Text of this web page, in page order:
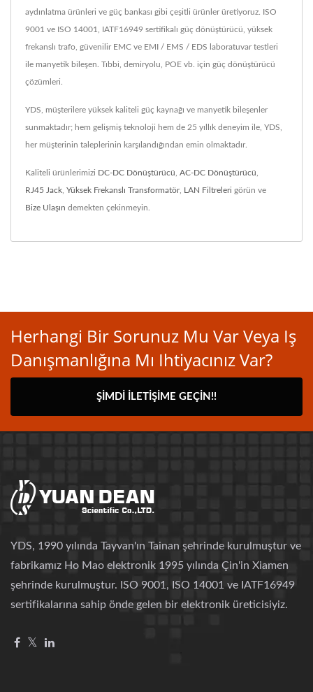
aydınlatma ürünleri ve güç bankası gibi çeşitli ürünler üretiyoruz. ISO
9001 ve ISO 14001, IATF16949 sertifikalı güç dönüştürücü, yüksek
frekanslı trafo, güvenilir EMC ve EMI / EMS / EDS laboratuvar testleri
ile manyetik bileşen. Tıbbi, demiryolu, POE vb. için güç dönüştürücü
çözümleri.
YDS, müşterilere yüksek kaliteli güç kaynağı ve manyetik bileşenler
sunmaktadır; hem gelişmiş teknoloji hem de 25 yıllık deneyim ile, YDS,
her müşterinin taleplerinin karşılandığından emin olmaktadır.
Kaliteli ürünlerimizi DC-DC Dönüştürücü AC-DC Dönüştürücü
RJ45 Jack Yüksek Frekanslı Transformatör, LAN Filtreleri görün ve
Bize Ulaşın demekten çekinmeyin.
Herhangi Bir Sorunuz Mu Var Veya Iş
Danışmanlığına Mı Ihtiyacınız Var?
ŞIMDI İLETIŞIME GEÇIN!!
YDS, 1990 yılında Tayvan'ın Tainan şehrinde kurulmuştur ve
fabrikamız Ho Mao elektronik 1995 yılında Çin'in Xiamen
şehrinde kurulmuştur. ISO 9001, ISO 14001 ve IATF16949
sertifikalarına sahip önde gelen bir elektronik üreticisiyiz.